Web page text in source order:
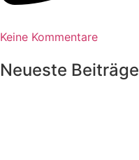
Keine Kommentare
Neueste Beiträge